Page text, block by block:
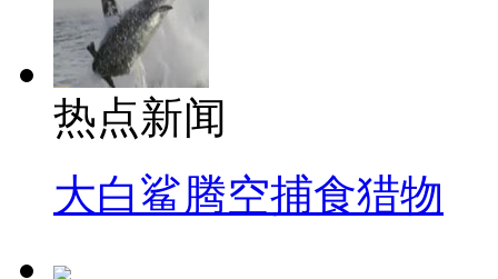
热点新闻
大白鲨腾空捕食猎物